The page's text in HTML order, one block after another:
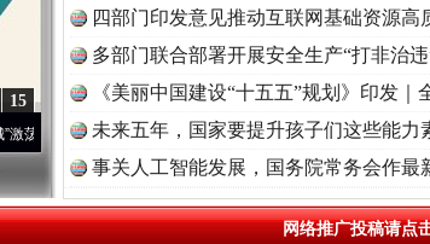
15
频]牢记初心使命 奋进复兴征程丨红船起航处 潮起.. ·[视频]一首歌
读
四部门印发意见推动互联网基础资源高
多部门联合部署开展安全生产“打非治
《美丽中国建设“十五五”规划》印发｜
未来五年，国家要提升孩子们这些能力
事关人工智能发展，国务院常务会作
网络推广投稿请点